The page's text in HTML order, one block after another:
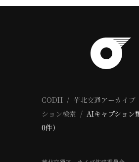
CODH 華北交通アーカイブ
ション検索
AIキャプション
0件）